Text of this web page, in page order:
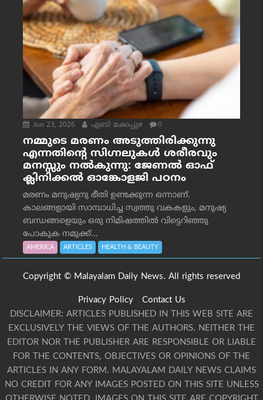
Jun 23, 2026 എബി മക്കപ്പുഴ 0
നമ്മുടെ മരണം അടുത്തിരിക്കുന്നു
എന്നതിന്റെ സിഗ്നലുകൾ ശരീരവും
മനസ്സും നല്‍കുന്നു: ജേണല്‍ ഓഫ്
ക്ലിനിക്കല്‍ ഓങ്കോളജി പഠനം
മരണം മനുഷ്യനു ഭീതി ഉണ്ടക്കുന്ന ഒന്നാണ്.
കാലങ്ങളായി സാമ്പാധിച്ച സ്വത്തു വകകളും, മനുഷ്യ
ബന്ധങ്ങളെയും ഒരു നിമിഷത്തിൽ വിട്ടെറിഞ്ഞു
പോകുക നമുക്ക്...
AMERICA ARTICLES HEALTH & BEAUTY
Copyright © Malayalam Daily News. All rights reserved
Privacy Policy
Contact Us
DISCLAIMER: ARTICLES PUBLISHED IN THIS WEB SITE ARE
EXCLUSIVELY THE VIEWS OF THE AUTHORS. NEITHER THE
EDITOR NOR THE PUBLISHER ARE RESPONSIBLE OR LIABLE
FOR THE CONTENTS, OBJECTIVES OR OPINIONS OF THE
ARTICLES IN ANY FORM. MALAYALAM DAILY NEWS CLAIMS
NO CREDIT FOR ANY IMAGES POSTED ON THIS SITE UNLESS